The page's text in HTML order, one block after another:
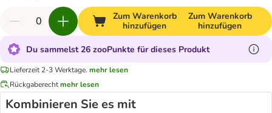
Zum Warenkorb
hinzufügen
Zum Warenkorb
hinzufügen
Du sammelst 26 zooPunkte für dieses Produkt
Lieferzeit 2-3 Werktage. mehr lesen
Rückgaberechtmehr lesen
Kombinieren Sie es mit